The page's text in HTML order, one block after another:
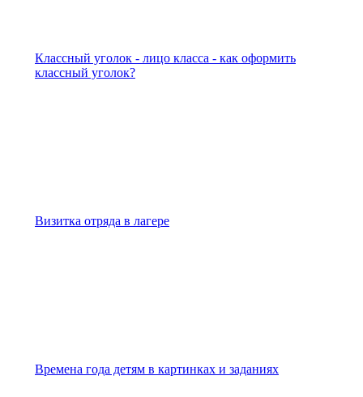
Классный уголок - лицо класса - как оформить
классный уголок?
Визитка отряда в лагере
Времена года детям в картинках и заданиях